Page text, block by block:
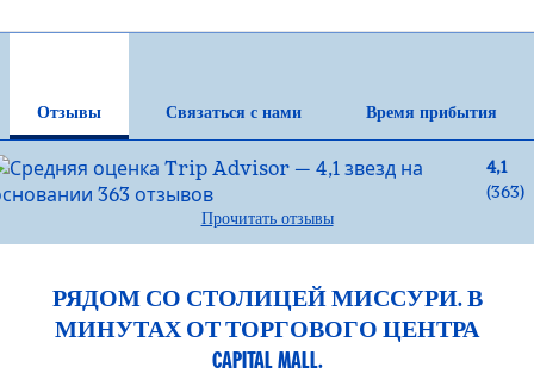
Отзывы Связаться с нами
Время прибытия
4,1
(363)
Прочитать отзывы
РЯДОМ СО СТОЛИЦЕЙ МИССУРИ. В
МИНУТАХ ОТ ТОРГОВОГО ЦЕНТРА
CAPITAL MALL.